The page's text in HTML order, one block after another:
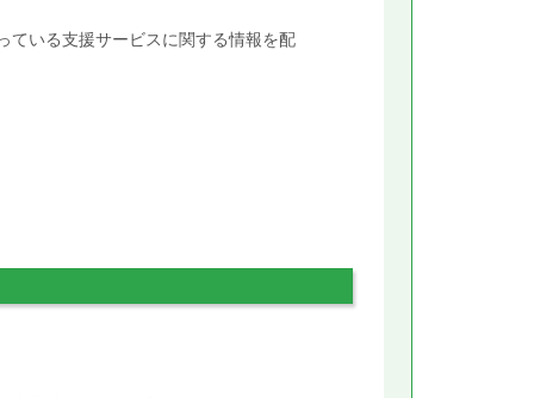
ている支援サービスに関する情報を配